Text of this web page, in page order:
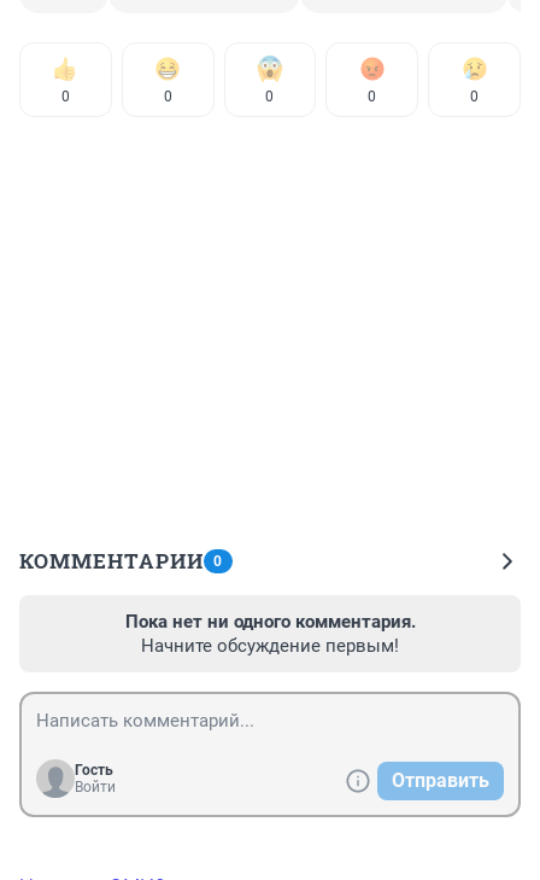
0 0 0 0 0
КОММЕНТАРИИ 0
Пока нет ни одного комментария.
Начните обсуждение первым!
Гость
Войти
Отправить